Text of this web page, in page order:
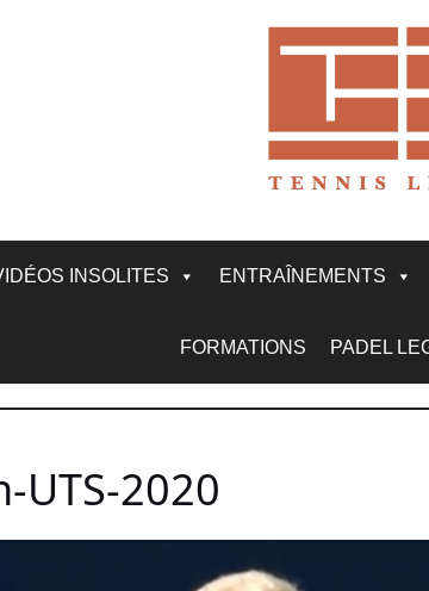
INSOLITES ENTRAÎNEMENTS
FORMATIONS PADEL
UTS-2020